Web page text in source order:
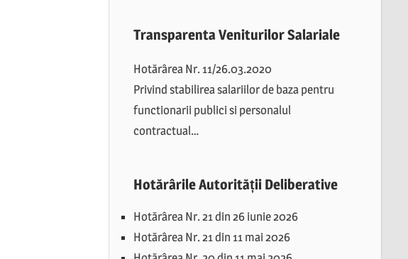
Transparenta Veniturilor Salariale
Hotărârea Nr. 11/26.03.2020
Privind stabilirea salariilor de baza pentru
functionarii publici si personalul
contractual…
Hotărârile Autorității Deliberative
Hotărârea Nr. 21 din 26 iunie 2026
Hotărârea Nr. 21 din 11 mai 2026